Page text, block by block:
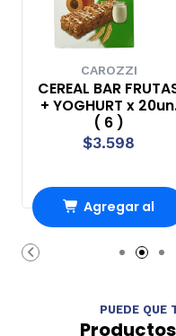
CAROZZI
CEREAL BAR
+ YOGHURT x
( 6 )
$3.598
Agregar al
carrito
PUEDE QUE